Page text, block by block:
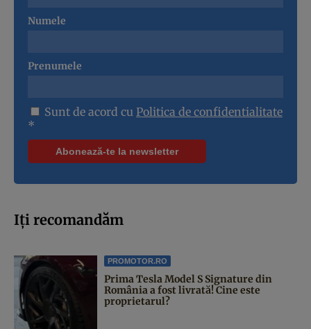
Numele
Prenumele
Sunt de acord cu Politica de confidentialitate
*
Iți recomandăm
PROMOTOR.RO
Prima Tesla Model S Signature din
România a fost livrată! Cine este
proprietarul?